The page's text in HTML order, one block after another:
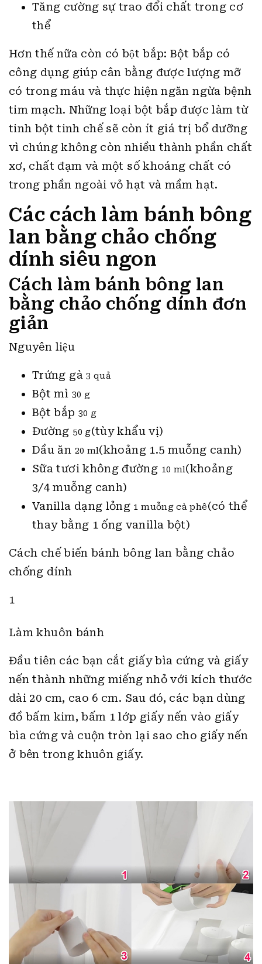
Tăng cường sự trao đổi chất trong cơ
thể
Hơn thế nữa còn có bột bắp: Bột bắp có
công dụng giúp cân bằng được lượng mỡ
có trong máu và thực hiện ngăn ngừa bệnh
tim mạch. Những loại bột bắp được làm từ
tinh bột tinh chế sẽ còn ít giá trị bổ dưỡng
vì chúng không còn nhiều thành phần chất
xơ, chất đạm và một số khoáng chất có
trong phần ngoài vỏ hạt và mầm hạt.
Các cách làm bánh bông
lan bằng chảo chống
dính siêu ngon
Cách làm bánh bông lan
bằng chảo chống dính đơn
giản
Nguyên liệu
Trứng gà3 quả
Bột mì 30 g
Bột bắp 30 g
Đường 50 g(tùy khẩu vị)
Dầu ăn 20 ml(khoảng 1.5 muỗng canh)
Sữa tươi không đường 10 ml(khoảng
3/4 muỗng canh)
Vanilla dạng lỏng 1 muỗng cà phê(có thể
thay bằng 1 ống vanilla bột)
Cách chế biến bánh bông lan bằng chảo
chống dính
1
Làm khuôn bánh
Đầu tiên các bạn cắt giấy bìa cứng và giấy
nến thành những miếng nhỏ với kích thước
dài 20 cm, cao 6 cm. Sau đó, các bạn dùng
đồ bấm kim, bấm 1 lớp giấy nến vào giấy
bìa cứng và cuộn tròn lại sao cho giấy nến
ở bên trong khuôn giấy.